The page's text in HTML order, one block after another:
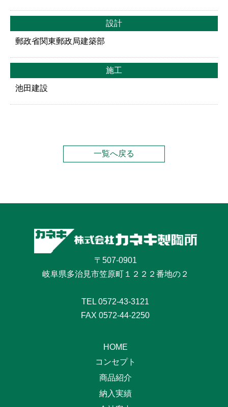
設計
郵政省関東郵政局建築部
施工
池田建設
一覧へ戻る
〒507-0901
岐阜県多治見市笠原町１２２２番地の２
TEL0572-43-3121
FAX 0572-44-2250
HOME
コンセプト
商品紹介
納入実績